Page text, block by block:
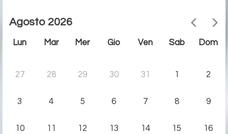
Agosto 2026
Lun Mar Mer Gio Ven Sab Dom
27 28 29 30 31 1 2
3 4 5 6 7 8 9
10 11 12 13 14 15 16